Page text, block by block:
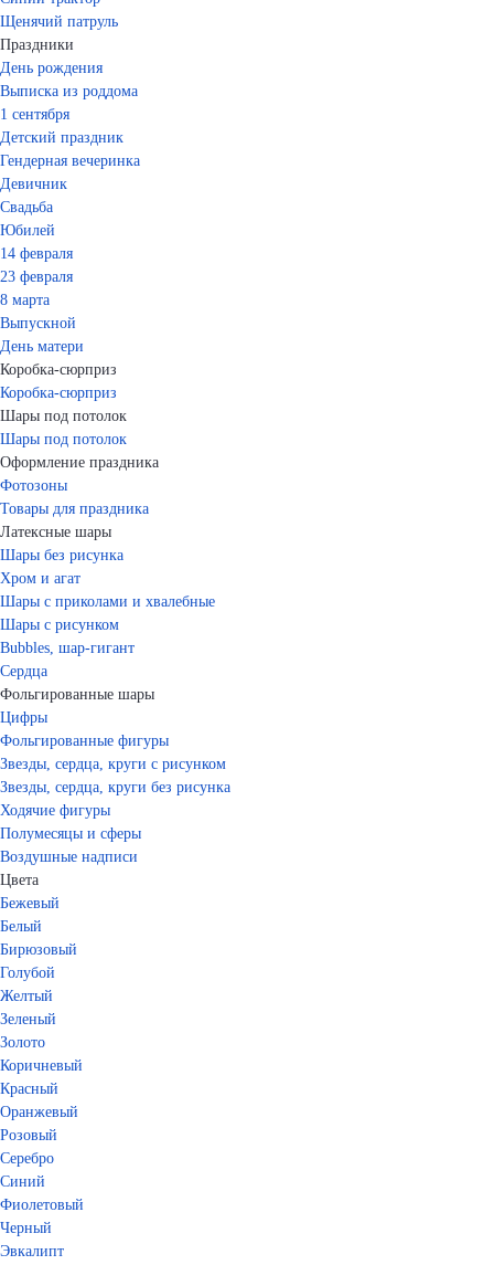
Щенячий патруль
Праздники
День рождения
Выписка из роддома
1 сентября
Детский праздник
Гендерная вечеринка
Девичник
Свадьба
Юбилей
14 февраля
23 февраля
8 марта
Выпускной
День матери
Коробка-сюрприз
Коробка-сюрприз
Шары под потолок
Шары под потолок
Оформление праздника
Фотозоны
Товары для праздника
Латексные шары
Шары без рисунка
Хром и агат
Шары с приколами и хвалебные
Шары с рисунком
Bubbles, шар-гигант
Сердца
Фольгированные шары
Цифры
Фольгированные фигуры
Звезды, сердца, круги с рисунком
Звезды, сердца, круги без рисунка
Ходячие фигуры
Полумесяцы и сферы
Воздушные надписи
Цвета
Бежевый
Белый
Бирюзовый
Голубой
Желтый
Зеленый
Золото
Коричневый
Красный
Оранжевый
Розовый
Серебро
Синий
Фиолетовый
Черный
Эвкалипт